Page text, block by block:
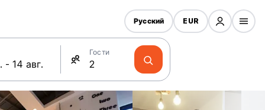
Гости
Русский EUR